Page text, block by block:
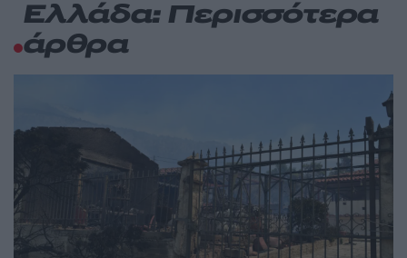
Ελλάδα: Περισσότερα
άρθρα